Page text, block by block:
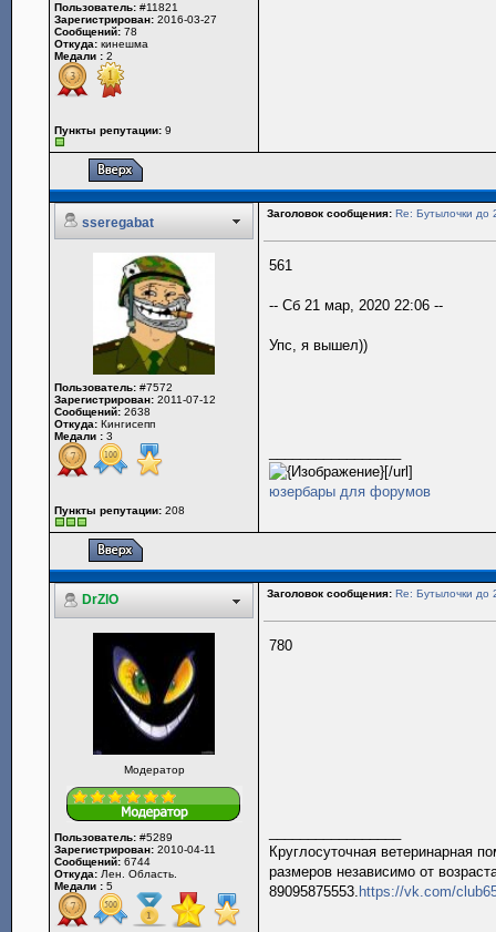
Пользователь: #11821
Зарегистрирован: 2016-03-27
Сообщений: 78
Откуда: кинешма
Медали : 2
Пункты репутации: 9
sseregabat
Заголовок сообщения: Re: Бутылочки до
Пользователь: #7572
Зарегистрирован: 2011-07-12
Сообщений: 2638
Откуда: Кингисепп
Медали : 3
Пункты репутации: 208
561
-- Сб 21 мар, 2020 22:06 --
Упс, я вышел))
[/url]
юзербары для форумов
DrZlO Заголовок сообщения: Re: Бутылочки до
Модератор
Пользователь: #5289
Зарегистрирован: 2010-04-11
Сообщений: 6744
Откуда: Лен. Область.
Медали : 5
780
Круглосуточная ветеринарная
размеров независимо от
89095875553. https://vk.com/